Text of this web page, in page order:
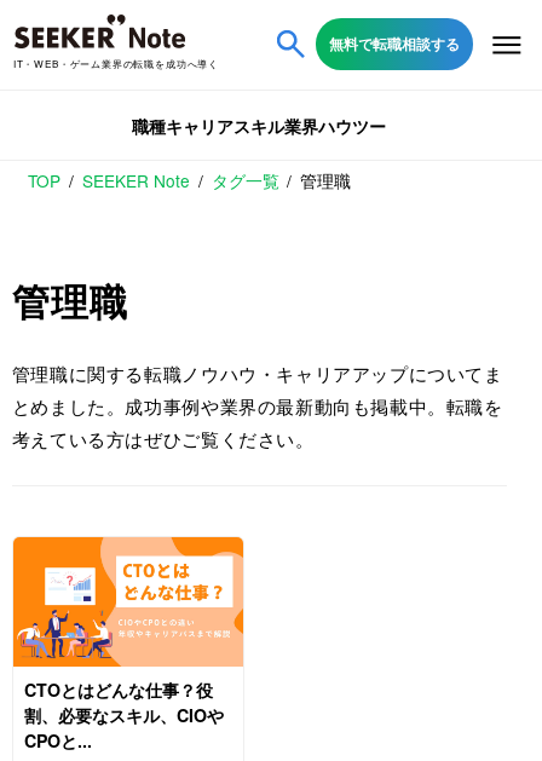
IT・WEB・ゲーム業界の転職を成功へ導く
無料で転職相談する
職種キャリアスキル業界ハウツー
TOP SEEKER Note タグ一覧 管理職
管理職
管理職に関する転職ノウハウ・キャリアアップについてま
とめました。成功事例や業界の最新動向も掲載中。転職を
考えている方はぜひご覧ください。
CTOとはどんな仕事？役
割、必要なスキル、CIOや
CPOと...